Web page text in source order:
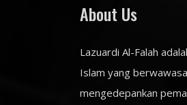
About Us
Lazuardi Al-Falah
Islam yang
mengedepankan